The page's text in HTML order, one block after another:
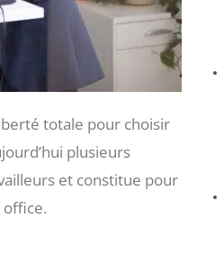
totale pour choisir
plusieurs
et constitue pour
office.